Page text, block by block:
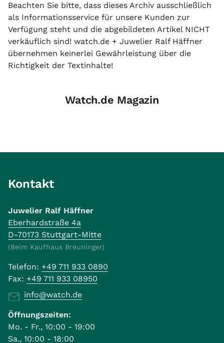
Beachten Sie bitte, dass dieses Archiv ausschließlich
als Informationsservice für unsere Kunden zur
Verfügung steht und die abgebildeten Artikel NICHT
verkäuflich sind! watch.de + Juwelier Ralf Häffner
übernehmen keinerlei Gewährleistung über die
Richtigkeit der Textinhalte!
Watch.de Magazin
Kontakt
Juwelier Ralf Häffner
Eberhardstraße 4a
D-70173 Stuttgart-Mitte
(Beim Kaufhaus Breuninger)
Telefon: +49 711 933 0890
Fax: +49 711 933 08950
info@watch.de
Öffnungszeiten:
Mo. - Fr., 10:00 - 19:00
Sa., 10:00 - 18:00